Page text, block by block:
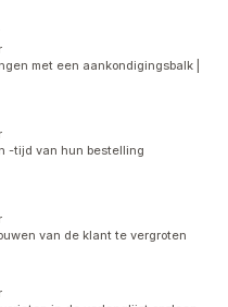
met een aankondigingsbalk |
-tijd van hun bestelling
van de klant te vergroten